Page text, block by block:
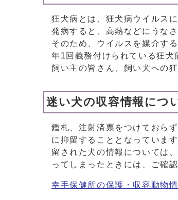
狂犬病とは、狂犬病ウイルス
発病すると、高熱などにうな
そのため、ウイルスを媒介す
年1回義務付けられている狂犬
飼い主の皆さん、飼い犬への
迷い犬の収容情報につ
鑑札、注射済票をつけておら
に抑留することとなっています
留された犬の情報については
ってしまったときには、ご確認
幸手保健所の保護・収容動物情